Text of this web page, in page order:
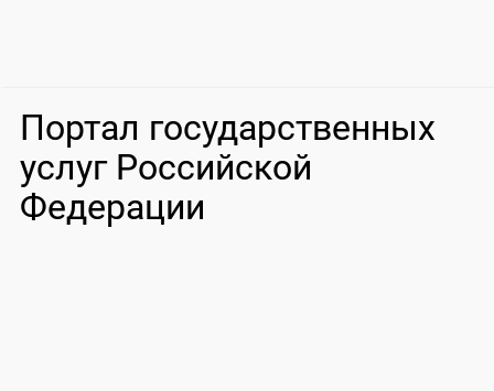
Портал государственных
услуг Российской
Федерации